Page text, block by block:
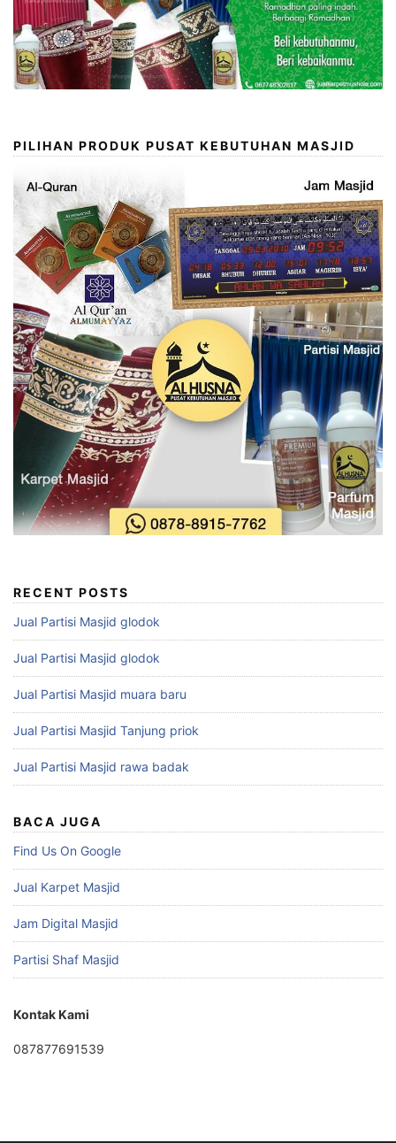
PILIHAN PRODUK PUSAT KEBUTUHAN MASJID
RECENT POSTS
Jual Partisi Masjid glodok
Jual Partisi Masjid glodok
Jual Partisi Masjid muara baru
Jual Partisi Masjid Tanjung priok
Jual Partisi Masjid rawa badak
BACA JUGA
Find Us On Google
Jual Karpet Masjid
Jam Digital Masjid
Partisi Shaf Masjid
Kontak Kami
087877691539